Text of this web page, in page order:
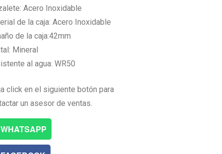
Acero Inoxidable
de la caja: Acero Inoxidable
de la caja:42mm
Mineral
al agua: WR50
click en el siguiente botón para
un asesor de ventas.